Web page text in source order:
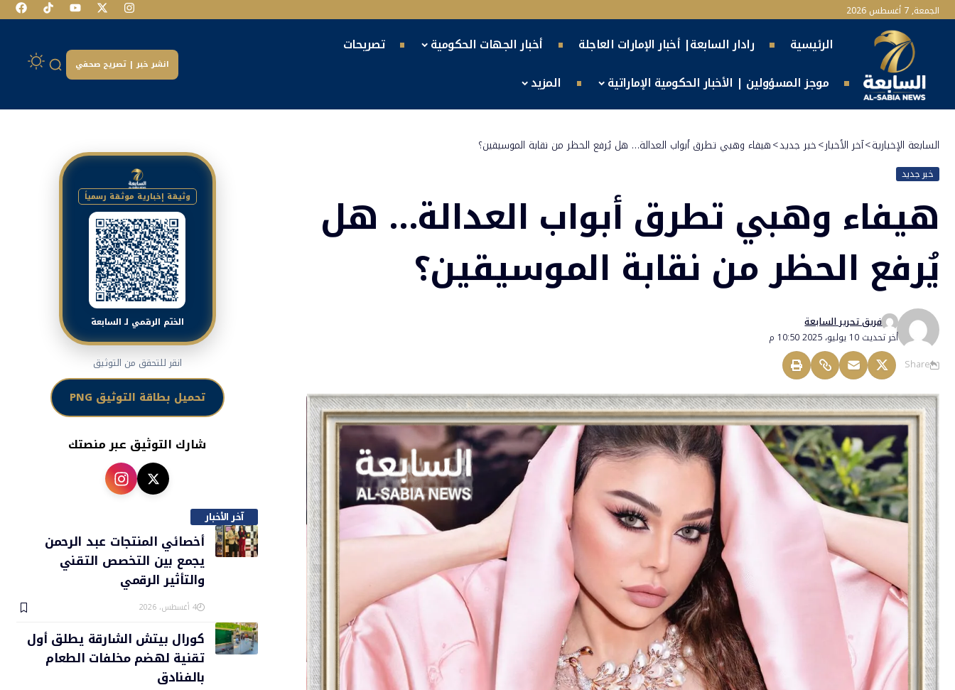
الجمعة, 7 أغسطس 2026
الرئيسية رادار السابعة| أخبار الإمارات العاجلة أخبار الجهات الحكومية
تصريحات
موجز المسؤولين | الأخبار الحكومية الإماراتية
المزيد
انشر خبر | تصريح صحفي
السابعة الإخبارية>آخر الأخبار>خبر جديد>هيفاء وهبي تطرق أبواب العدالة… هل يُرفع الحظر من نقابة الموسيقين؟
خبر جديد
هيفاء وهبي تطرق أبواب العدالة… هل
يُرفع الحظر من نقابة الموسيقين؟
أخر تحديث 10 يوليو، 2025 10:50 م
فريق تحرير السابعة
Share
وثيقة إخبارية موثقة رسمياً
الختم الرقمي لـ السابعة
انقر للتحقق من التوثيق
تحميل بطاقة التوثيق PNG
شارك التوثيق عبر منصتك
آخر الأخبار
أخصائي المنتجات عبد الرحمن
يجمع بين التخصص التقني
والتأثير الرقمي
4 أغسطس، 2026
كورال بيتش الشارقة يطلق أول
تقنية لهضم مخلفات الطعام
بالفنادق